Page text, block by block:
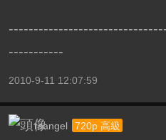
-----------
2010-9-11 12:07:59
rsangel 720p 高級